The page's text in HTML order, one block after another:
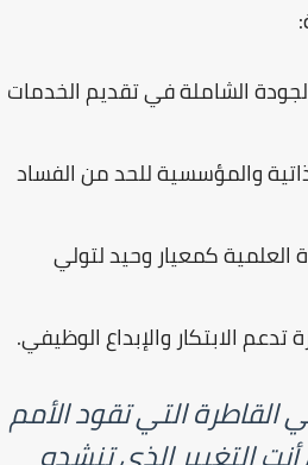
الشاملةفي تقديم الخدمات
والمؤسسية للحد منالفساد
العلمية كمعيار وحيد لتولي
تدعمالابتكار والإبداعالوظيفي.
القاطرة التي تقود الأمم